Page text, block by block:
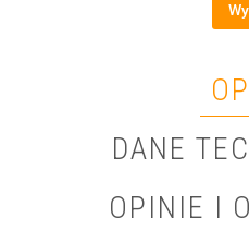
DANE
OPINIE I